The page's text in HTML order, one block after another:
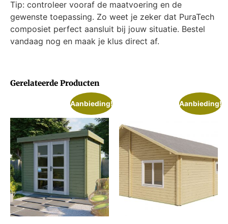
Gerelateerde Producten
Aanbieding! Aanbieding!
Tip: controleer vooraf de maatvoering en de
gewenste toepassing. Zo weet je zeker dat PuraTech
composiet perfect aansluit bij jouw situatie. Bestel
vandaag nog en maak je klus direct af.